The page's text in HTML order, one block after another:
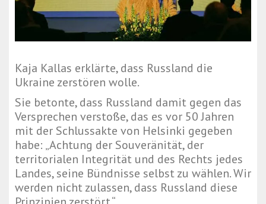
Kaja Kallas erklärte, dass Russland die
Ukraine zerstören wolle.
Sie betonte, dass Russland damit gegen das
Versprechen verstoße, das es vor 50 Jahren
mit der Schlussakte von Helsinki gegeben
habe: „Achtung der Souveränität, der
territorialen Integrität und des Rechts jedes
Landes, seine Bündnisse selbst zu wählen. Wir
werden nicht zulassen, dass Russland diese